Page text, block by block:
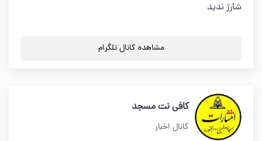
شارژ ندید
مشاهده کانال تلگرام
کافی نت مسجد
کانال اخبار